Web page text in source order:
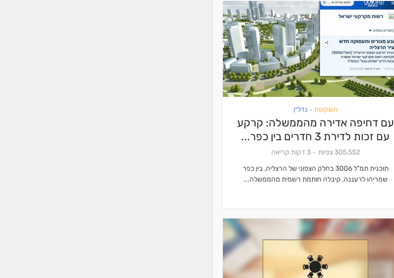
השקעות • נדל״ן
עם דחיפה אדירה מהממשלה: קרקע
עם זכות לדירת 3 חדרים בין כפר...
305,552 צפיות
3 דקות קריאה
תוכנית תמ"ל 3006 בחלק הצפוני של הרצליה, בין כפר
שמריהו לרעננה, קיבלה חותמת רשמית מהממשלה...